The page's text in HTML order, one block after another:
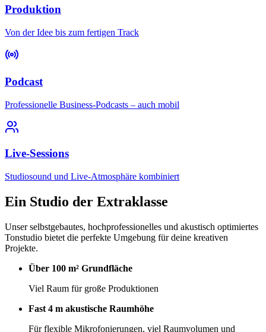
Produktion
Von der Idee bis zum fertigen Track
Podcast
Professionelle Business-Podcasts – auch mobil
Live-Sessions
Studiosound und Live-Atmosphäre kombiniert
Ein Studio der Extraklasse
Unser selbstgebautes, hochprofessionelles und akustisch optimiertes
Tonstudio bietet die perfekte Umgebung für deine kreativen
Projekte.
Über 100 m² Grundfläche
Viel Raum für große Produktionen
Fast 4 m akustische Raumhöhe
Für flexible Mikrofonierungen, viel Raumvolumen und